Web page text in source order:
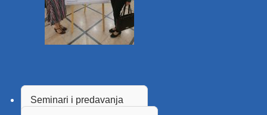
Seminari i predavanja